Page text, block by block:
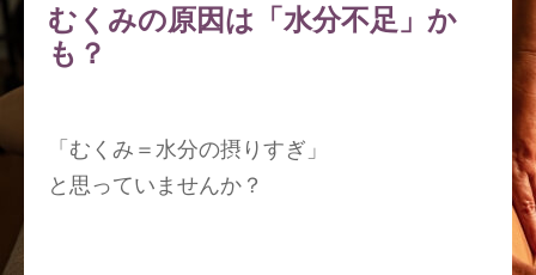
むくみの原因は「水分不足」か
も？
「むくみ＝水分の摂りすぎ 」
と思っていませんか？